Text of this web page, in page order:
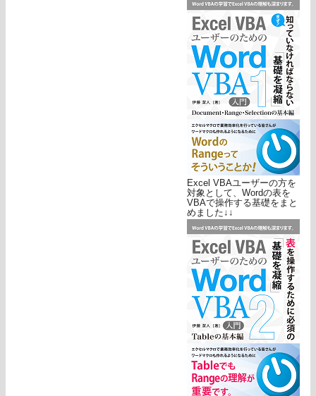
Excel VBAユーザーの方を
対象として、Wordの表を
VBAで操作する基礎をまと
めました↓↓